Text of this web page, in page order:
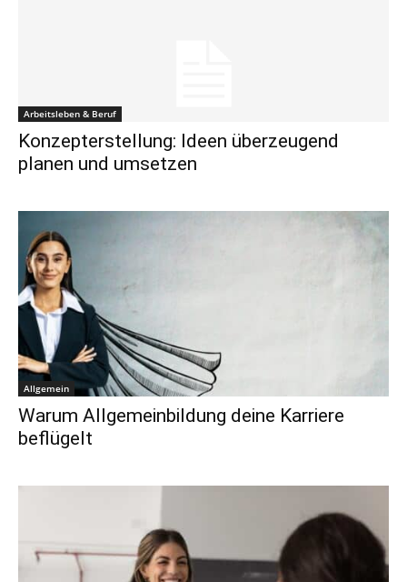
Arbeitsleben & Beruf
Konzepterstellung: Ideen überzeugend
planen und umsetzen
Allgemein
Warum Allgemeinbildung deine Karriere
beflügelt